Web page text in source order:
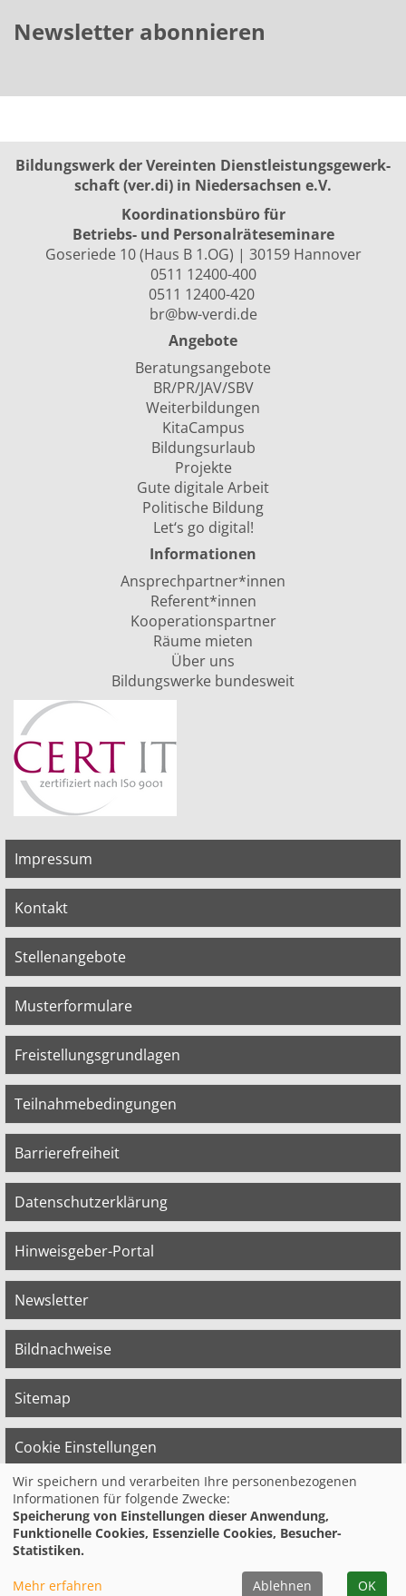
Newsletter abonnieren
Bildungswerk der Vereinten Dienst­leis­tungs­ge­werk­
schaft (ver.di) in Niedersachsen e.V.
Koordinationsbüro für
Betriebs- und Personalräte­seminare
Goseriede 10 (Haus B 1.OG) | 30159 Hannover
0511 12400-400
0511 12400-420
br@bw-verdi.de
Angebote
Beratungsangebote
BR/PR/JAV/SBV
Weiterbildungen
KitaCampus
Bildungsurlaub
Projekte
Gute digitale Arbeit
Politische Bildung
Let‘s go digital!
Informationen
Ansprechpartner*innen
Referent*innen
Kooperationspartner
Räume mieten
Über uns
Bildungswerke bundesweit
Impressum
Kontakt
Stellenangebote
Musterformulare
Freistellungsgrundlagen
Teilnahmebedingungen
Barrierefreiheit
Datenschutzerklärung
Hinweisgeber-Portal
Newsletter
Bildnachweise
Sitemap
Cookie Einstellungen
© 2026 Bildungswerk der Vereinten Dienst­
leis­tungs­ge­werk­schaft (ver.di) in
Niedersachsen e.V.
Wir speichern und verarbeiten Ihre personenbezogenen
Informationen für folgende Zwecke:
Speicherung von Einstellungen dieser Anwendung,
Funktionelle Cookies, Essenzielle Cookies, Besucher-
Statistiken.
Mehr erfahren Ablehnen OK